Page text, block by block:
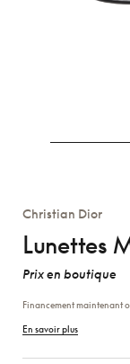
Christian Dior
Lunettes
Prix en boutique
Financement maintenant
En savoir plus